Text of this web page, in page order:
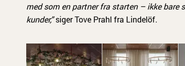
med som en partner fra starten – ikke bare
kunder,”siger Tove Prahl fra Lindelöf.